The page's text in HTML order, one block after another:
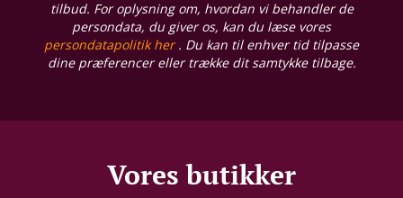
tilbud. For oplysning om, hvordan vi behandler de
persondata, du giver os, kan du læse vores
persondatapolitik her. Du kan til enhver tid tilpasse
dine præferencer eller trække dit samtykke tilbage.
Vores butikker